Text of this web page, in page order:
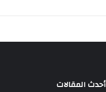
أحدث المقالات